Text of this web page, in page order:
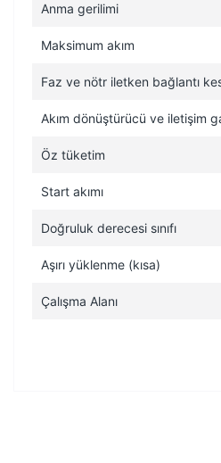
Anma gerilimi
Maksimum akım
Faz ve nötr iletken bağlantı
Akım dönüştürücü ve iletişim
Öz tüketim
Start akımı
Doğruluk derecesi sınıfı
Aşırı yüklenme (kısa)
Çalışma Alanı